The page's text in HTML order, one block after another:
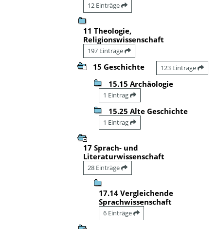
12 Einträge
11 Theologie,
Religionswissenschaft
197 Einträge
15 Geschichte 123 Einträge
15.15 Archäologie
1 Eintrag
15.25 Alte Geschichte
1 Eintrag
17 Sprach- und
Literaturwissenschaft
28 Einträge
17.14 Vergleichende
Sprachwissenschaft
6 Einträge